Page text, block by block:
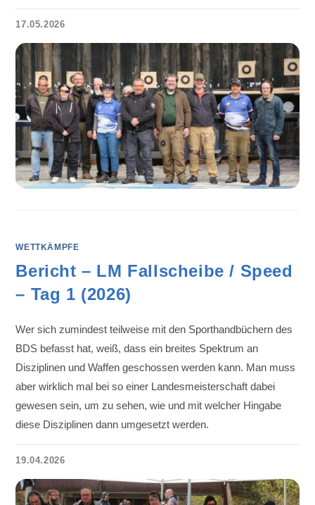
17.05.2026
WETTKÄMPFE
Bericht – LM Fallscheibe / Speed
– Tag 1 (2026)
Wer sich zumindest teilweise mit den Sporthandbüchern des
BDS befasst hat, weiß, dass ein breites Spektrum an
Disziplinen und Waffen geschossen werden kann. Man muss
aber wirklich mal bei so einer Landesmeisterschaft dabei
gewesen sein, um zu sehen, wie und mit welcher Hingabe
diese Disziplinen dann umgesetzt werden.
19.04.2026